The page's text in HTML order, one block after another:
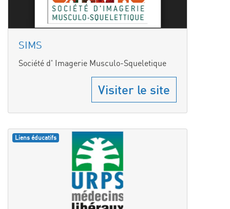
SIMS
Société d' Imagerie Musculo-Squeletique
Visiter le site
Liens éducatifs